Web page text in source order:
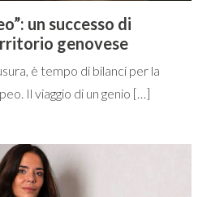
un successo di
genovese
è tempo di bilanci per la
Il viaggio di un genio […]